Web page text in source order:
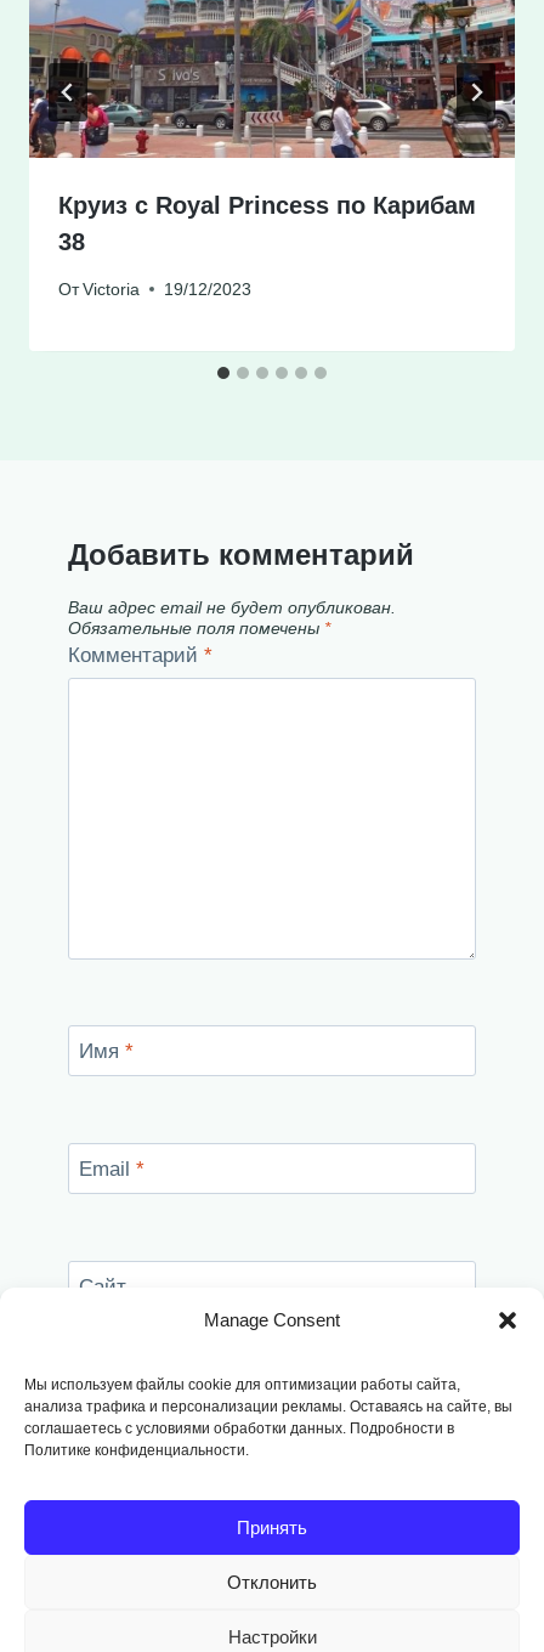
Manage Consent
Мы используем файлы cookie для оптимизации работы сайта,
анализа трафика и персонализации рекламы. Оставаясь на сайте, вы
соглашаетесь с условиями обработки данных. Подробности в
Политике конфиденциальности.
Принять
Отклонить
Настройки
Круиз с Royal Princess по Карибам
38
От Victoria 19/12/2023
Добавить комментарий
Ваш адрес email не будет опубликован.
Обязательные поля помечены *
Комментарий *
Имя *
Email *
Сайт
этом браузере для последующих моих
комментариев.